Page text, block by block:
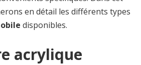
en détail les différents types
disponibles.
acrylique